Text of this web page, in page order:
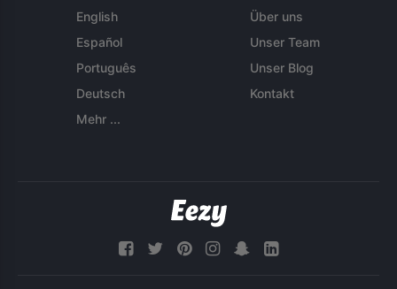
English
Español
Português
Deutsch
Mehr ...
Über uns
Unser Team
Unser Blog
Kontakt